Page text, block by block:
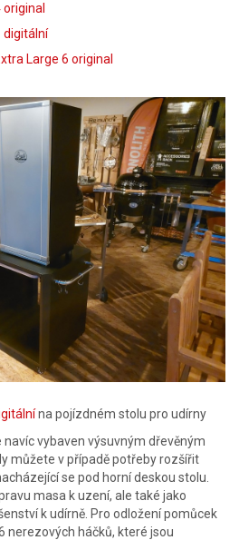
digitální
Large 6 original
na pojízdném stolu pro udírny
vybaven výsuvným dřevěným
můžete v případě potřeby rozšířit
se pod horní deskou stolu.
masa k uzení, ale také jako
k udírně. Pro odložení pomůcek
nerezových háčků, které jsou